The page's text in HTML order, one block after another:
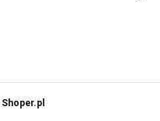
Shoper.pl